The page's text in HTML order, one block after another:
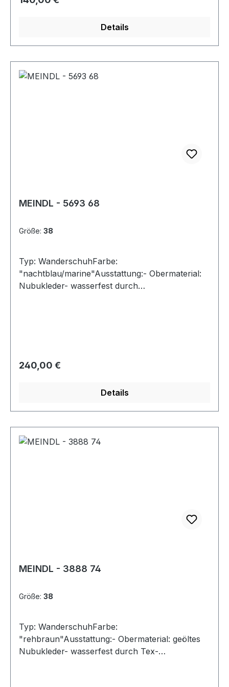
Details
MEINDL - 5693 68
Größe: 38
Typ: WanderschuhFarbe:
"nachtblau/marine"Ausstattung:- Obermaterial:
Nubukleder- wasserfest durch
Regulärer Preis:
240,00 €
Details
MEINDL - 3888 74
Größe: 38
Typ: WanderschuhFarbe:
"rehbraun"Ausstattung:- Obermaterial: geöltes
Nubukleder- wasserfest durch Tex-